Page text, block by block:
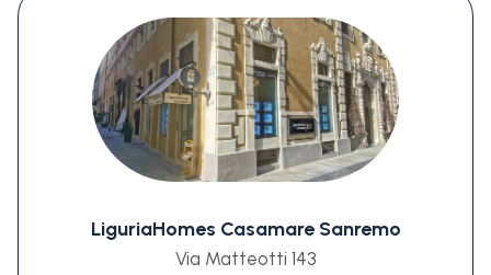
LiguriaHomes Casamare Sanremo
Via Matteotti 143